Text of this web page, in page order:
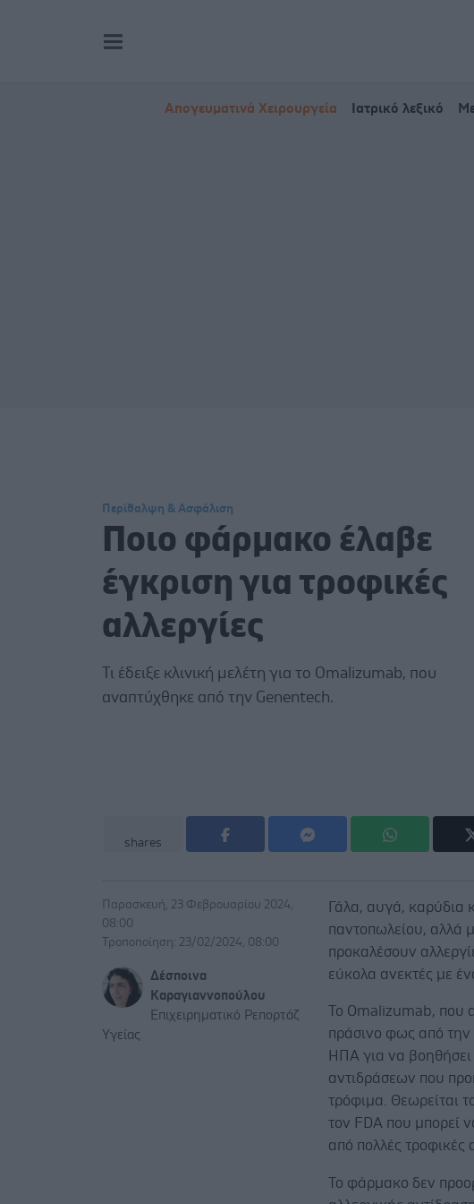
Απογευματινά Χειρουργεία Ιατρικό λεξικό
Περίθαλψη & Ασφάλιση
Ποιο φάρμακο έλαβε
έγκριση για τροφικές
αλλεργίες
Τι έδειξε κλινική μελέτη για το Omalizumab, που
αναπτύχθηκε από την Genentech.
shares
Παρασκευή, 23 Φεβρουαρίου 2024,
08:00
Τροποποίηση: 23/02/2024, 08:00
Δέσποινα
Καραγιαννοπούλου
Επιχειρηματικό Ρεπορτάζ
Υγείας
Γάλα, αυγά, καρύδια
παντοπωλείου, αλλά
προκαλέσουν
εύκολα ανεκτές με
Το Omalizumab, που
πράσινο φως από
ΗΠΑ για να
αντιδράσεων που
τρόφιμα. Θεωρείται
τον FDA που μπορεί
από πολλές τροφικές
Το φάρμακο δεν